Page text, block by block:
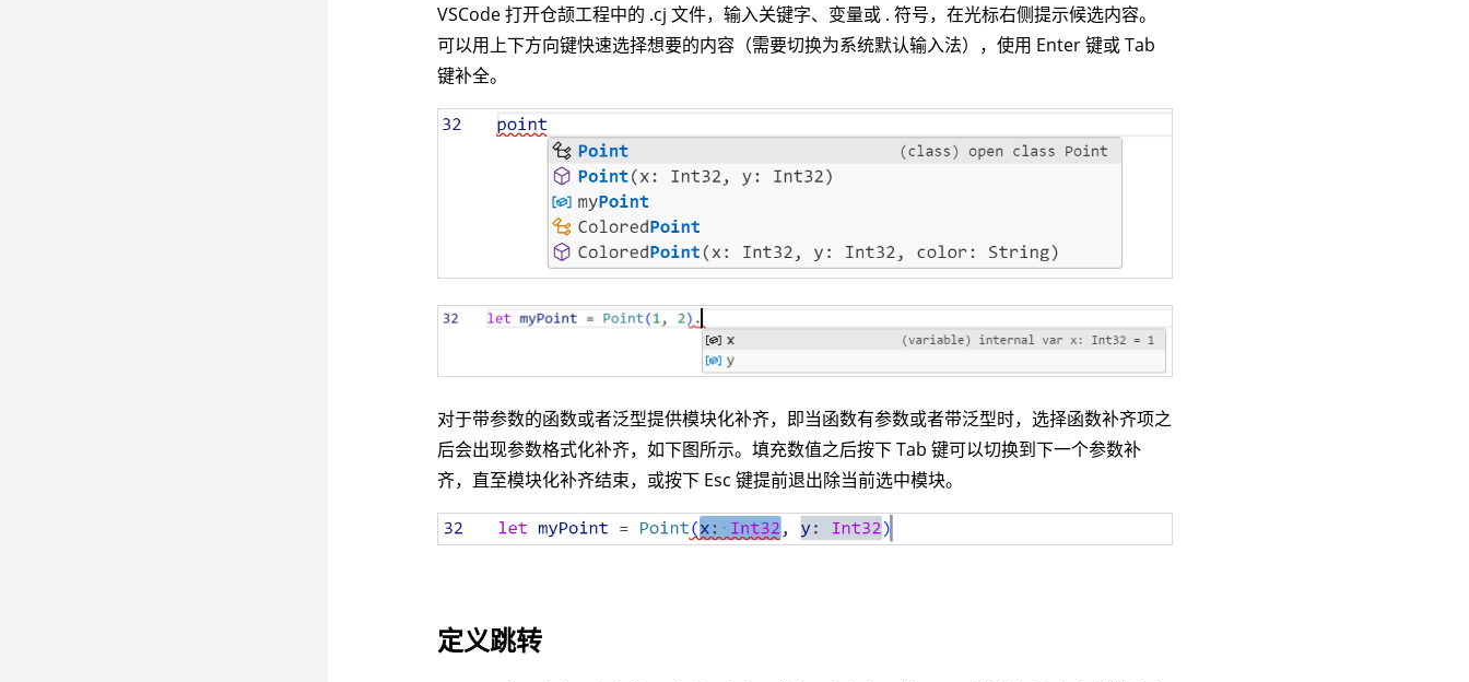
VSCode 打开仓颉工程中的 .cj 文件，输入关键字、变量或 . 符号，在光标右侧提示候选内容。
可以用上下方向键快速选择想要的内容（需要切换为系统默认输入法），使用 Enter 键或 Tab
键补全。
对于带参数的函数或者泛型提供模块化补齐，即当函数有参数或者带泛型时，选择函数补齐项之
后会出现参数格式化补齐，如下图所示。填充数值之后按下 Tab 键可以切换到下一个参数补
齐，直至模块化补齐结束，或按下 Esc 键提前退出除当前选中模块。
定义跳转